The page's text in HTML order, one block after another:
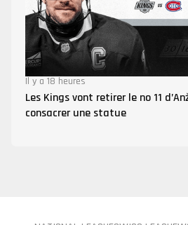
Il y a 18 heures
Les Kings vont retirer le no 11
consacrer une statue